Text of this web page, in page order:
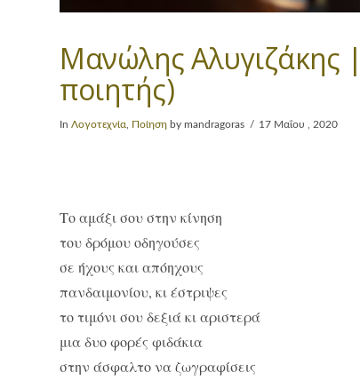
Μανώλης Αλυγιζάκης
ποιητής)
InΛογοτεχνία Ποίηση by mandragoras 17 Μαΐου , 2020
Το αμάξι σου στην κίνηση
του δρόμου οδηγούσες
σε ήχους και απόηχους
πανδαιμονίου, κι έστριψες
το τιμόνι σου δεξιά κι αριστερά
μια δυο φορές φιδάκια
στην άσφαλτο να ζωγραφίσεις